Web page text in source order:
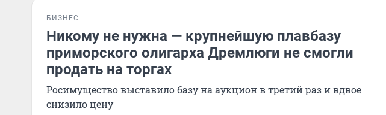
БИЗНЕС
Никому не нужна — крупнейшую плавбазу
приморского олигарха Дремлюги не смогли
продать на торгах
Росимущество выставило базу на аукцион в третий раз и вдвое
снизило цену